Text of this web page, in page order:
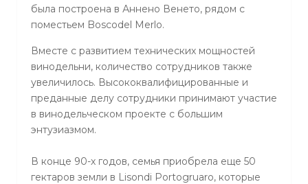
была построена в Аннено Венето, рядом с
поместьем Boscodel Merlo.
Вместе с развитием технических мощностей
винодельни, количество сотрудников также
увеличилось. Высококвалифицированные и
преданные делу сотрудники принимают участие
в винодельческом проекте с большим
энтузиазмом.
В конце 90-х годов, семья приобрела еще 50
гектаров земли в Lisondi Portogruaro, которые